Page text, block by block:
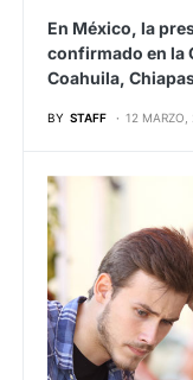
En México, la
confirmado en la
Coahuila,
BY STAFF 12 MARZO,